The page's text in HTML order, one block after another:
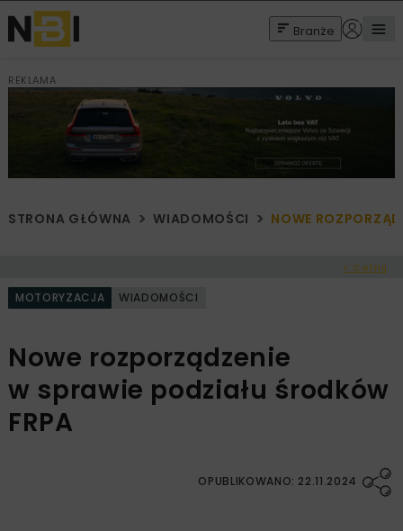
Branże
REKLAMA
STRONA GŁÓWNA WIADOMOŚCI NOWE
< Cofnij
MOTORYZACJA WIADOMOŚCI
Nowe rozporządzenie
w sprawie podziału środków
FRPA
OPUBLIKOWANO: 22.11.2024